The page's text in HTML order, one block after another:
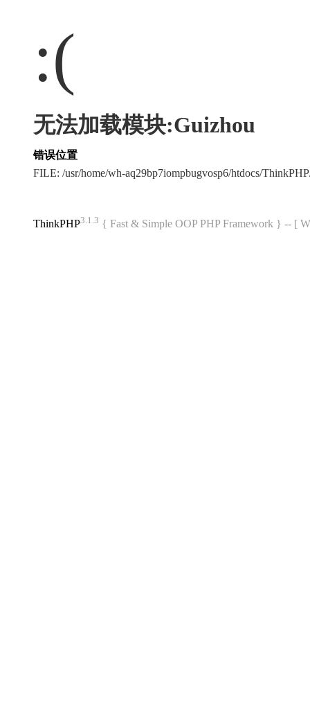
:(
无法加载模块:Guizhou
错误位置
FILE: /usr/home/wh-aq29bp7iompbugvosp6/htdocs/
ThinkPHP3.1.3 { Fast & Simple OOP PHP Framework } -- [